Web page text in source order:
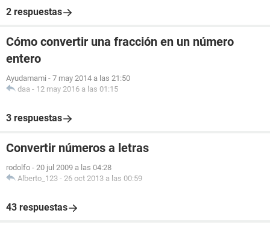
2 respuestas
Cómo convertir una fracción en un número
entero
Ayudamami - 7 may 2014 a las 21:50
daa - 12 may 2016 a las 01:15
3 respuestas
Convertir números a letras
rodolfo - 20 jul 2009 a las 04:28
Alberto_123 - 26 oct 2013 a las 00:59
43 respuestas